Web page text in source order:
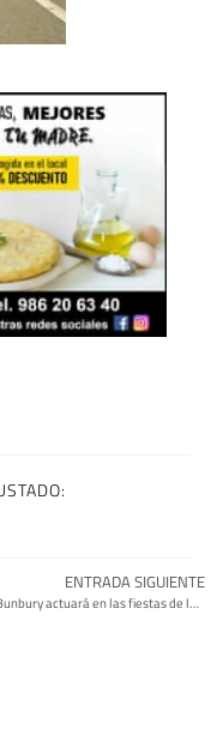
ENTRADA SIGUIENTE
Enrique Bunbury actuará en las fiestas de la Peregrina